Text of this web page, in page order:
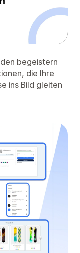
begeistern
die Ihre
ins Bild gleiten